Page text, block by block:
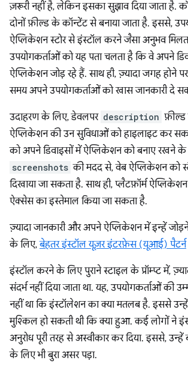
ज़रूरी नहीं है, लेकिन इसका सुझाव दिया जाता है.
दोनों फ़ील्ड के कॉन्टेंट से बनाया जाता है. इससे,
ऐप्लिकेशन स्टोर से इंस्टॉल करने जैसा अनुभव
उपयोगकर्ताओं को यह पता चलता है कि वे अपने
ऐप्लिकेशन जोड़ रहे हैं. साथ ही, ज़्यादा जगह होने
समय अपने उपयोगकर्ताओं को खास जानकारी दे
उदाहरण के लिए, डेवलपर description फ़ील्ड
ऐप्लिकेशन की उन सुविधाओं को हाइलाइट कर
को अपने डिवाइसों में ऐप्लिकेशन को बनाए रखने के
screenshots की मदद से, वेब ऐप्लिकेशन को
दिखाया जा सकता है. साथ ही, प्लैटफ़ॉर्म
ऐक्सेस का इस्तेमाल किया जा सकता है.
ज़्यादा जानकारी और अपने ऐप्लिकेशन में इन्हें
के लिए,बेहतर इंस्टॉल यूज़र इंटरफ़ेस (यूआई) पैटर्न
इंस्टॉल करने के लिए पुराने स्टाइल के प्रॉम्प्ट में,
संदर्भ नहीं दिया जाता था. यह, उपयोगकर्ताओं की
नहीं था कि इंस्टॉलेशन का क्या मतलब है. इससे
मुश्किल हो सकती थी कि क्या हुआ. कई लोगों ने
अनुरोध पूरी तरह से अस्वीकार कर दिया. इससे, उन्हें
के लिए भी बुरा असर पड़ा.